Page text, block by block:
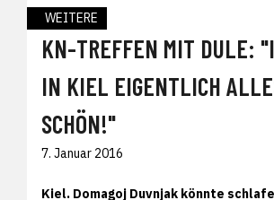
WEITERE
KN-TREFFEN MIT DULE:
IN KIEL EIGENTLICH
SCHÖN!"
7. Januar 2016
Kiel. Domagoj Duvnjak könnte